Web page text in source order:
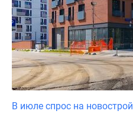
поселки
ипотеку
Бизнес-
центры
Коттеджи
Скидки
В июле спрос на